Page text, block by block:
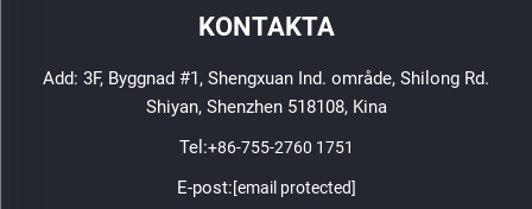
KONTAKTA
Add: 3F, Byggnad #1, Shengxuan Ind. område, Shilong Rd.
Shiyan, Shenzhen 518108, Kina
Tel:+86-755-2760 1751
E-post:[email protected]